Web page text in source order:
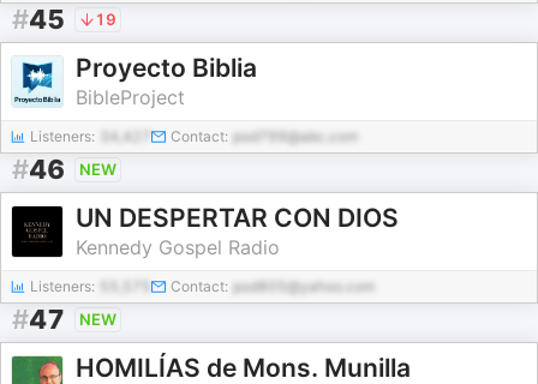
#45 19
Proyecto Biblia
BibleProject
Listeners: 34,427 Contact: pod799@abc.com
#46 NEW
UN DESPERTAR CON DIOS
Kennedy Gospel Radio
Listeners: Contact: pod805@yahoo.com
#47 NEW
HOMILÍAS de Mons. Munilla